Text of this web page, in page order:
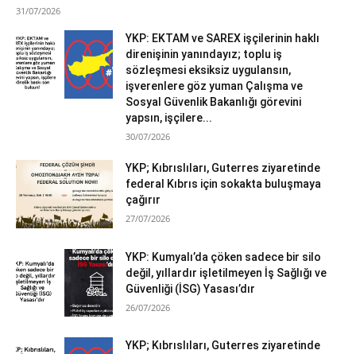
31/07/2026
YKP: EKTAM ve SAREX işçilerinin haklı
direnişinin yanındayız; toplu iş
sözleşmesi eksiksiz uygulansın,
işverenlere göz yuman Çalışma ve
Sosyal Güvenlik Bakanlığı görevini
yapsın, işçilere...
30/07/2026
YKP; Kıbrıslıları, Guterres ziyaretinde
federal Kıbrıs için sokakta buluşmaya
çağırır
27/07/2026
YKP: Kumyalı’da çöken sadece bir silo
değil, yıllardır işletilmeyen İş Sağlığı ve
Güvenliği (İSG) Yasası’dır
26/07/2026
YKP; Kıbrıslıları, Guterres ziyaretinde